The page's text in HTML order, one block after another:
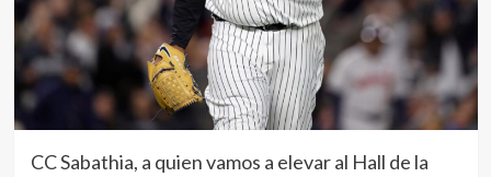
CC Sabathia, a quien vamos a elevar al Hall de la